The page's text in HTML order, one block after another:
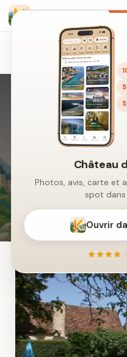
Lieux, événements et
Château
Photos, avis, carte et
spot dans
Ouvrir
Lieux›Château
Château de
46340 Dégagnac
Châteaux
Itinéraire Site web